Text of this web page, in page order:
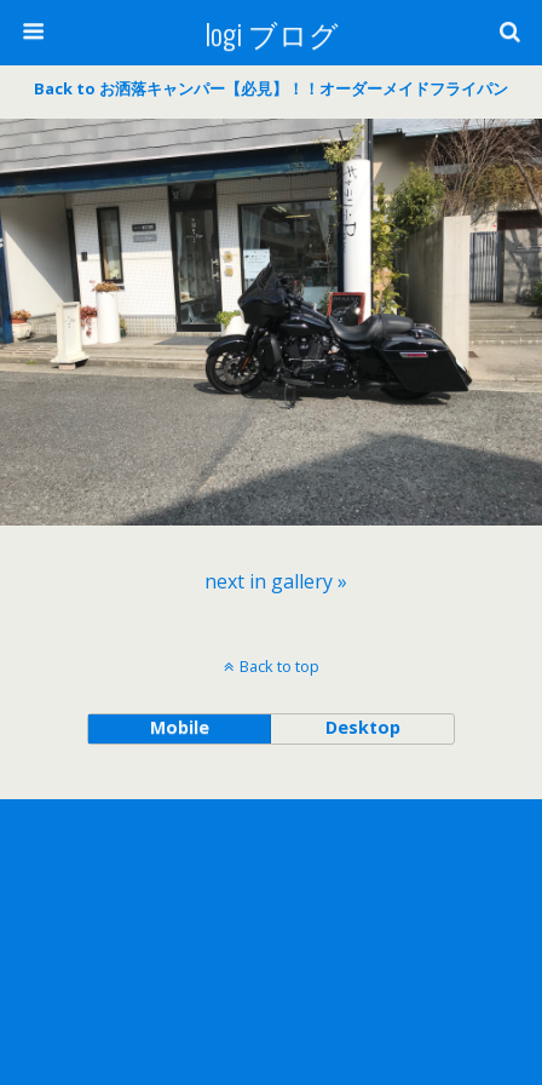
logi ブログ
Back to お洒落キャンパー【必見】！！オーダーメイドフライパン
next in gallery »
Back to top
Mobile Desktop